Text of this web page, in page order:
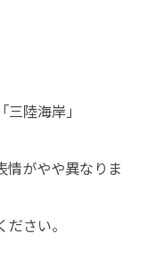
陸海岸」
がやや異なりま
さい。